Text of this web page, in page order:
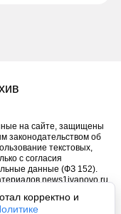
корректно и
на сайте, защищены
законодательством об
текстовых,
с согласия
данные (ФЗ 152).
news1ivanovo.ru
текста: